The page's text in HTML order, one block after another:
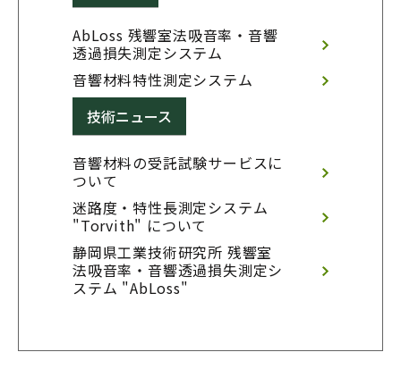
AbLoss 残響室法吸音率・音響
透過損失測定システム
音響材料特性測定システム
技術ニュース
音響材料の受託試験サービスに
ついて
迷路度・特性長測定システム
"Torvith" について
静岡県工業技術研究所 残響室
法吸音率・音響透過損失測定シ
ステム "AbLoss"